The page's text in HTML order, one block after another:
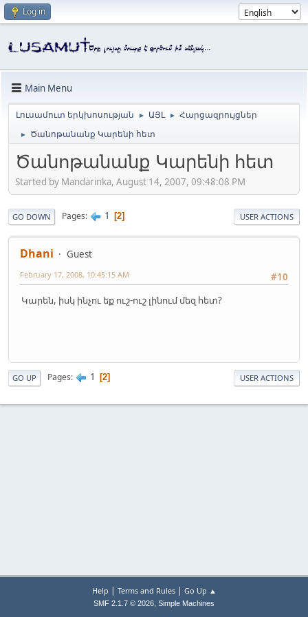
Log in
Main Menu
Լուսամուտ երկխոսության ► ԱՅԼ ► Հարցազրույցներ
► Ծանոթանանք Կարենի հետ
Ծանոթանանք Կարենի հետ
Started by Mandarinka, August 14, 2007, 09:48:08 PM
GO DOWN Pages 1 2 USER ACTIONS
Dhani
Guest
#10
February 17, 2008, 10:45:15 AM
Կարեն, իսկ ինչու եք ուշ-ուշ լինում մեզ հետ?
GO UP Pages 1 2 USER ACTIONS
Help | Terms and Rules| Go Up ▲
SMF 2.1.7 © 2026, Simple Machines